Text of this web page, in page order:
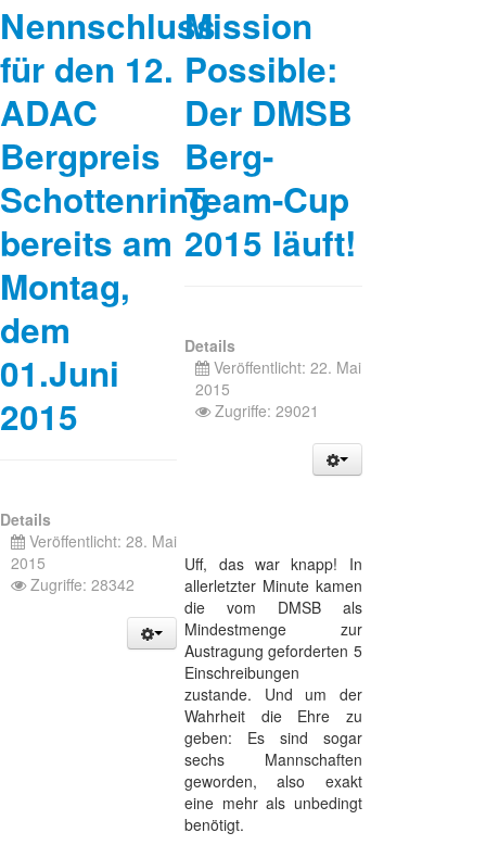
Nennschluss
für den 12.
ADAC
Bergpreis
Schottenring
bereits am
Montag,
dem
01.Juni
2015
Details
Veröffentlicht: 28. Mai
2015
Zugriffe: 28342
Mission
Possible:
Der DMSB
Berg-
Team-Cup
2015 läuft!
Details
Veröffentlicht: 22. Mai
2015
Zugriffe: 29021
Uff, das war knapp! In
allerletzter Minute kamen
die vom DMSB als
Mindestmenge zur
Austragung geforderten 5
Einschreibungen
zustande. Und um der
Wahrheit die Ehre zu
geben: Es sind sogar
sechs Mannschaften
geworden, also exakt
eine mehr als unbedingt
benötigt.